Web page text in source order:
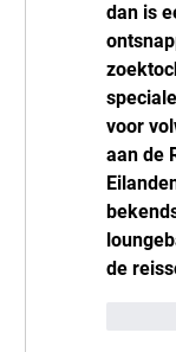
dan is
voor
aan de
de